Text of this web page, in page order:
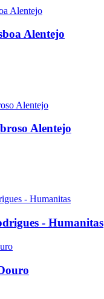
Alentejo
Alentejo
- Humanitas